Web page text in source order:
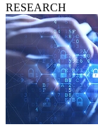
RESEARCH